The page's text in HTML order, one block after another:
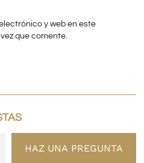
y web en este
que comente.
HAZ UNA PREGUNTA